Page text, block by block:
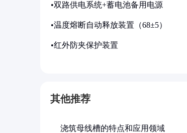
•双路供电系统+蓄电池备用电源
•温度熔断自动释放装置（68±5）
•红外防夹保护装置
其他推荐
浇筑母线槽的特点和应用领域